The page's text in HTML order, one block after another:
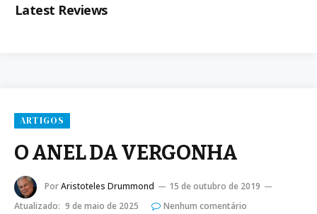
Latest Reviews
ARTIGOS
O ANEL DA VERGONHA
PorAristoteles Drummond
15 de outubro de 2019
Atualizado: 9 de maio de 2025
Nenhum comentário